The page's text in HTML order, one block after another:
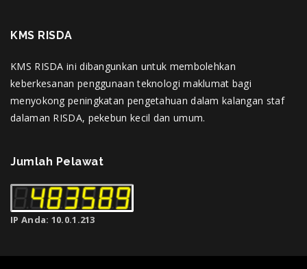
KMS RISDA
KMS RISDA ini dibangunkan untuk membolehkan
keberkesanan penggunaan teknologi maklumat bagi
menyokong peningkatan pengetahuan dalam kalangan staf
dalaman RISDA, pekebun kecil dan umum.
Jumlah Pelawat
IP Anda: 10.0.1.213